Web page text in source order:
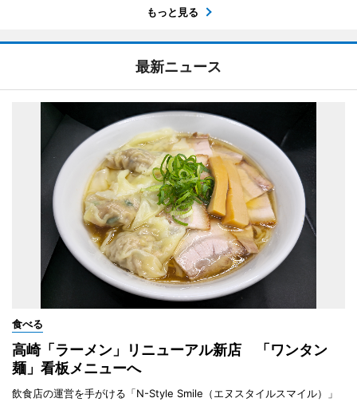
もっと見る
最新ニュース
食べる
高崎「ラーメン」リニューアル新店 「ワンタン
麺」看板メニューへ
飲食店の運営を手がける「N-Style Smile（エヌスタイルスマイル）」